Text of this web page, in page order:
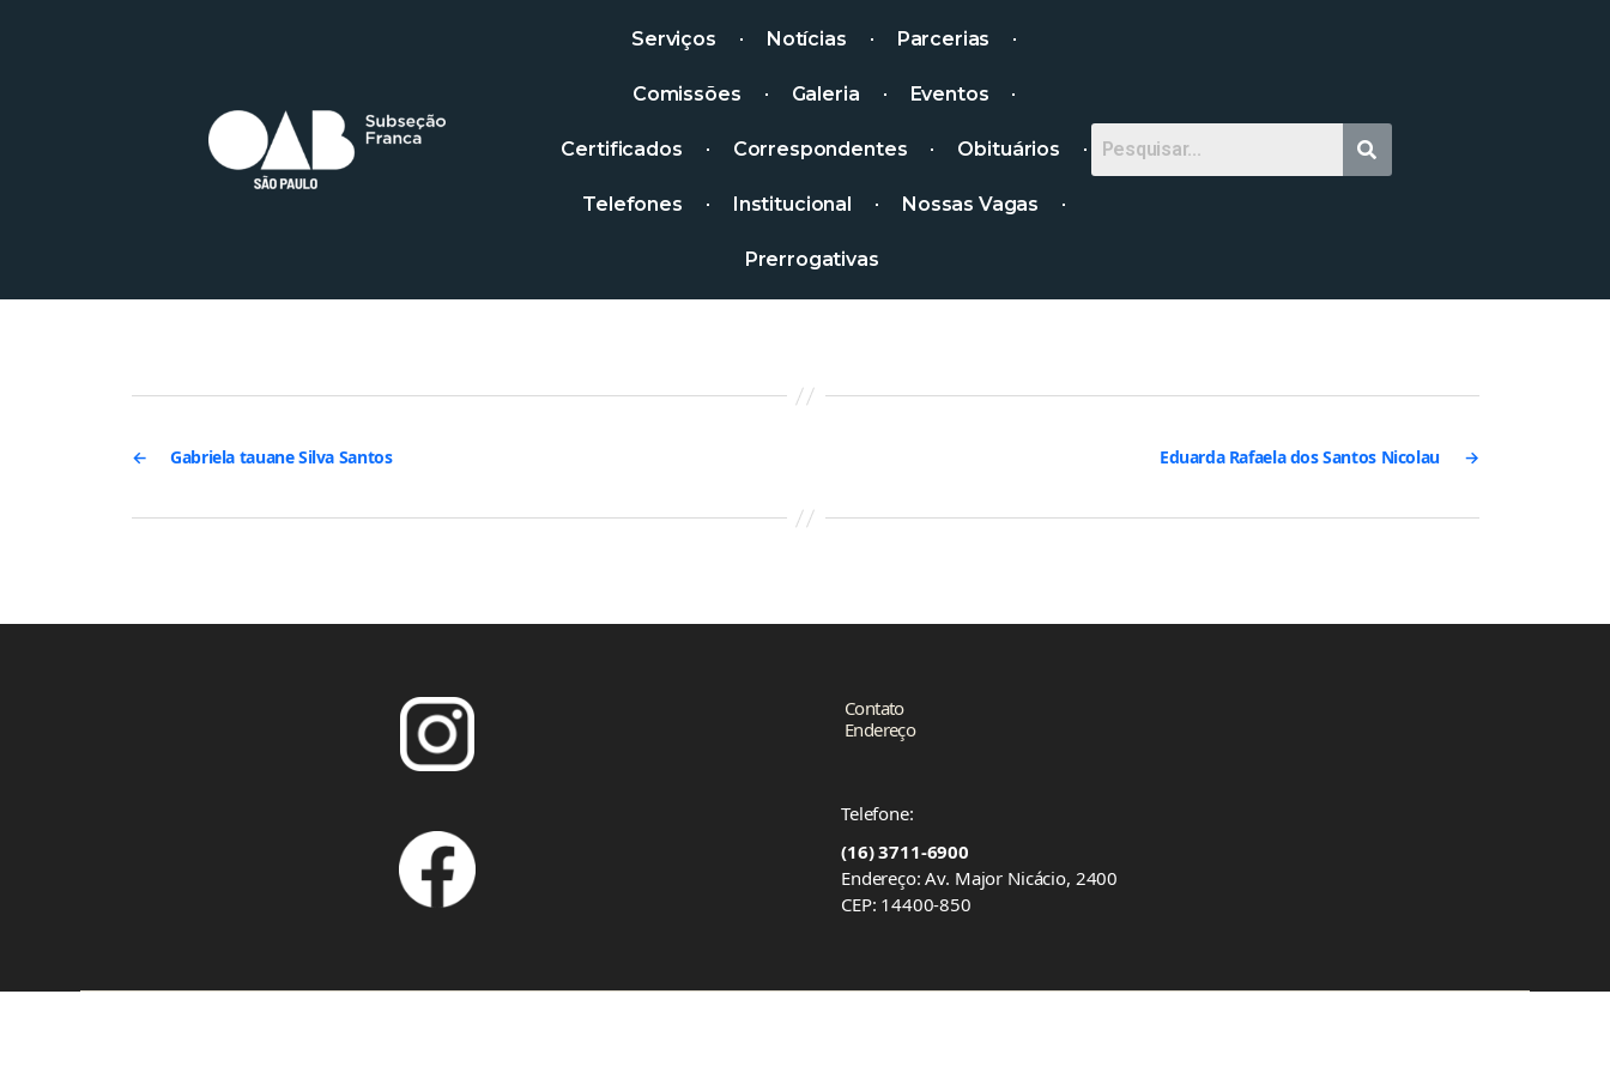
Serviços Notícias Parcerias
Comissões Galeria Eventos
Certificados Correspondentes Obituários
Telefones Institucional Nossas Vagas
Prerrogativas
← Gabriela tauane Silva Santos →
Eduarda Rafaela dos Santos Nicolau
Contato
Endereço
Telefone:
(16) 3711-6900
Endereço: Av. Major Nicácio, 2400
CEP: 14400-850